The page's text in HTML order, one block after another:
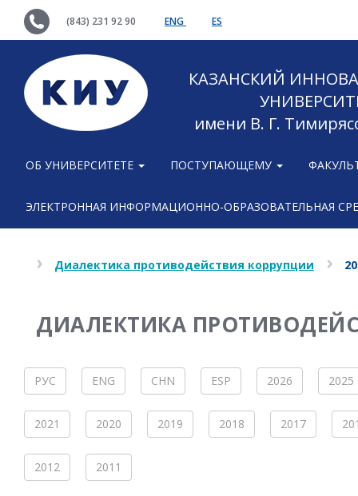
(843) 231 92 90 ENG ES
КАЗАНСКИЙ
имени В. Г.
ОБ УНИВЕРСИТЕТЕ ПОСТУПАЮЩЕМУ
ЭЛЕКТРОННАЯ ИНФОРМАЦИОННО-ОБРАЗОВАТЕЛЬНАЯ
Диалектика противодействия коррупции
ДИАЛЕКТИКА
РУС ENG CHN ESP 2026 2025
2021 2020 2019 2018 2017
2012 2011